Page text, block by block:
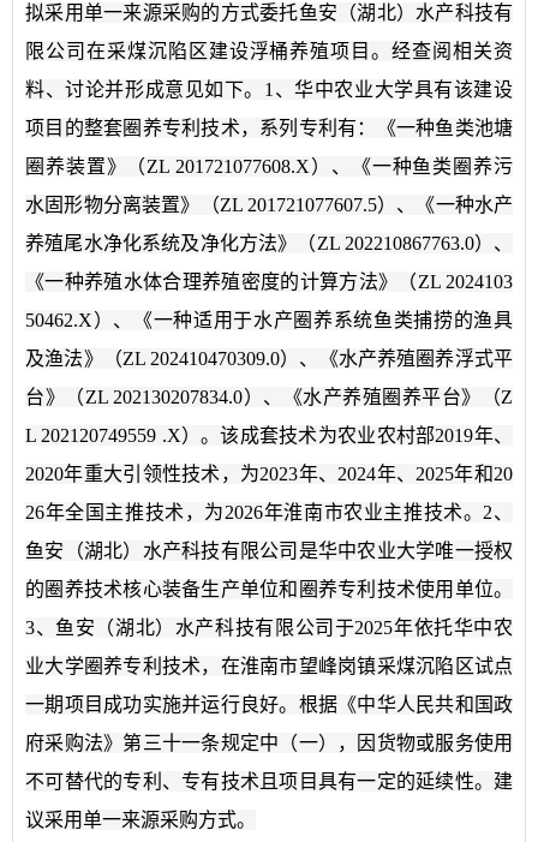
拟采用单一来源采购的方式委托鱼安（湖北）水产科技有
限公司在采煤沉陷区建设浮桶养殖项目。经查阅相关资
料、讨论并形成意见如下。1、华中农业大学具有该建设
项目的整套圈养专利技术，系列专利有：《一种鱼类池塘
圈养装置》（ZL 201721077608.X）、《一种鱼类圈养污
水固形物分离装置》（ZL 201721077607.5）、《一种水产
养殖尾水净化系统及净化方法》（ZL 202210867763.0）、
《一种养殖水体合理养殖密度的计算方法》（ZL 2024103
50462.X）、《一种适用于水产圈养系统鱼类捕捞的渔具
及渔法》（ZL 202410470309.0）、《水产养殖圈养浮式平
台》（ZL 202130207834.0）、《水产养殖圈养平台》（Z
L 202120749559 .X）。该成套技术为农业农村部2019年、
2020年重大引领性技术，为2023年、2024年、2025年和20
26年全国主推技术，为2026年淮南市农业主推技术。2、
鱼安（湖北）水产科技有限公司是华中农业大学唯一授权
的圈养技术核心装备生产单位和圈养专利技术使用单位。
3、鱼安（湖北）水产科技有限公司于2025年依托华中农
业大学圈养专利技术，在淮南市望峰岗镇采煤沉陷区试点
一期项目成功实施并运行良好。根据《中华人民共和国政
府采购法》第三十一条规定中（一），因货物或服务使用
不可替代的专利、专有技术且项目具有一定的延续性。建
议采用单一来源采购方式。